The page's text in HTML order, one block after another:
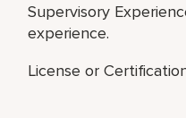
Supervisory
experience.
License or